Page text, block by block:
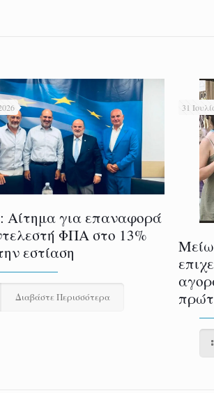
για επαναφορά
ΦΠΑ στο 13%
εστίαση
Διαβάστε Περισσότερα
31